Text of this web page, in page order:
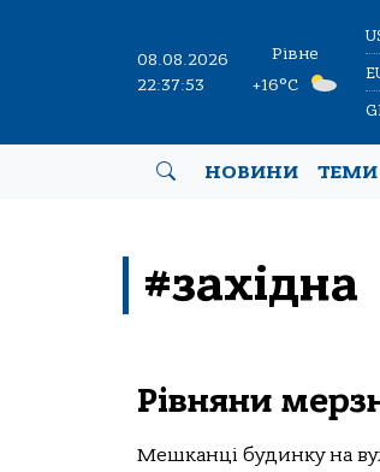
08.08.2026
22:37:53
Рівне
+16°C
НОВИНИ ТЕМИ
#західна
Рівняни
Мешканці будинку на